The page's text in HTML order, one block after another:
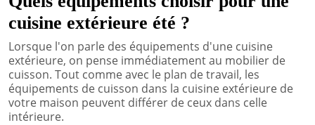
cuisine extérieure été ?
Lorsque l'on parle des équipements d'une cuisine
extérieure, on pense immédiatement au mobilier de
cuisson. Tout comme avec le plan de travail, les
équipements de cuisson dans la cuisine extérieure de
votre maison peuvent différer de ceux dans celle
intérieure.